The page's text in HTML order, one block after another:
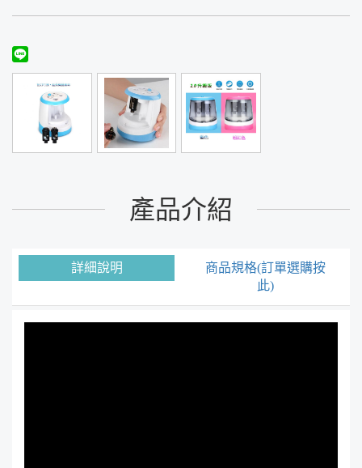
產品介紹
詳細說明
商品規格(訂單選購按
此)